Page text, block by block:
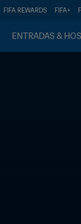
FIFA REWARDS FIFA+
ENTRADAS &